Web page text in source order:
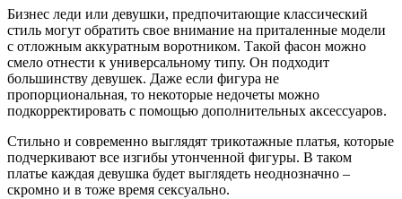
Бизнес леди или девушки, предпочитающие классический
стиль могут обратить свое внимание на приталенные модели
с отложным аккуратным воротником. Такой фасон можно
смело отнести к универсальному типу. Он подходит
большинству девушек. Даже если фигура не
пропорциональная, то некоторые недочеты можно
подкорректировать с помощью дополнительных аксессуаров.
Стильно и современно выглядят трикотажные платья, которые
подчеркивают все изгибы утонченной фигуры. В таком
платье каждая девушка будет выглядеть неоднозначно –
скромно и в тоже время сексуально.